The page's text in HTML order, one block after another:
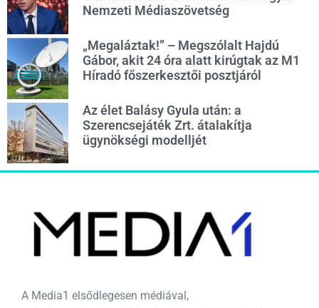
Nemzeti Médiaszövetség
„Megaláztak!” – Megszólalt Hajdú
Gábor, akit 24 óra alatt kirúgtak az M1
Híradó főszerkesztői posztjáról
Az élet Balásy Gyula után: a
Szerencsejáték Zrt. átalakítja
ügynökségi modelljét
A Media1 elsődlegesen médiával,